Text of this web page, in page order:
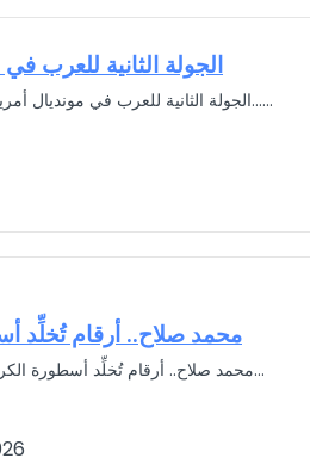
الجولة الثانية للعرب في
World cup 2026 الجولة الثانية للعرب في مونديال أمريكا 2026…...
محمد صلاح.. أرقام تُخلِّد
Mo Salah محمد صلاح.. أرقام تُخلِّد أسطورة الكرة المصرية محمد...